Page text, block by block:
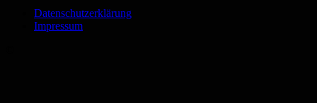
Datenschutzerklärung
Impressum